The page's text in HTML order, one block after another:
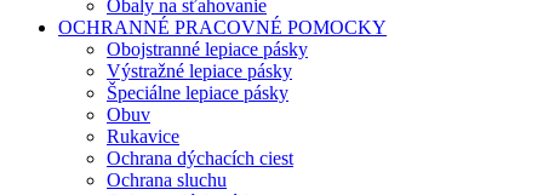
Obaly na sťahovanie
OCHRANNÉ PRACOVNÉ POMOCKY
Obojstranné lepiace pásky
Výstražné lepiace pásky
Špeciálne lepiace pásky
Obuv
Rukavice
Ochrana dýchacích ciest
Ochrana sluchu